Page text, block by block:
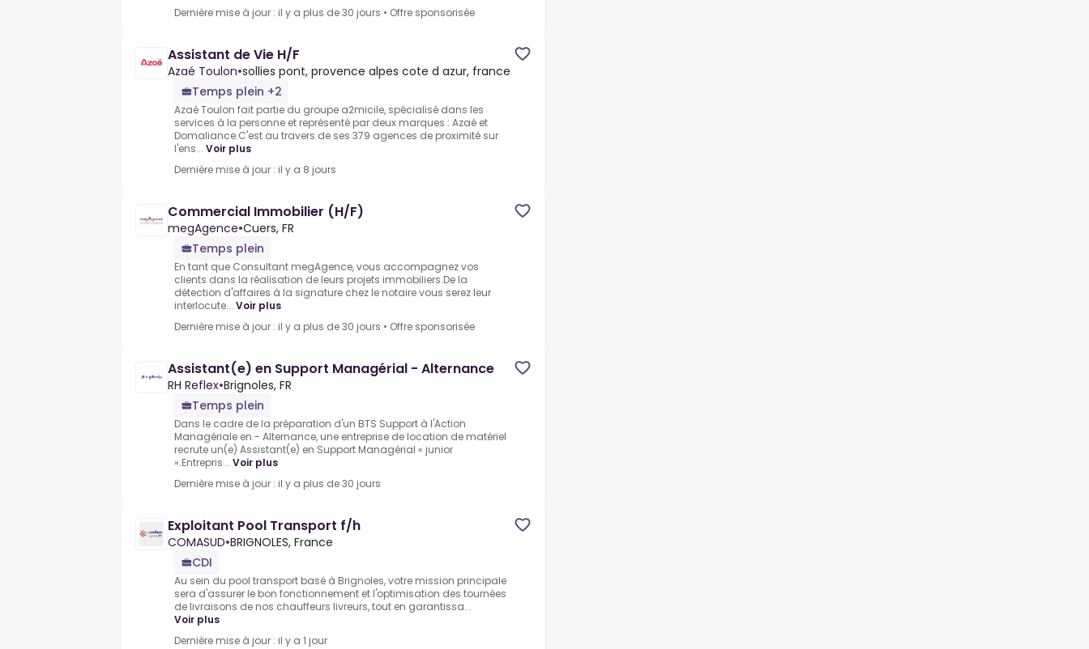
Dernière mise à jour : il y a plus de 30 jours • Offre sponsorisée
Assistant de Vie H/F
Azaé Toulon•sollies pont, provence alpes cote d azur, france
Temps plein +2
Azaé Toulon fait partie du groupe a2micile, spécialisé dans les
services à la personne et représenté par deux marques : Azaé et
Domaliance.C'est au travers de ses 379 agences de proximité sur
l'ens... Voir plus
Dernière mise à jour : il y a 8 jours
Commercial Immobilier (H/F)
megAgence•Cuers, FR
Temps plein
En tant que Consultant megAgence, vous accompagnez vos
clients dans la réalisation de leurs projets immobiliers.De la
détection d'affaires à la signature chez le notaire vous serez leur
interlocute... Voir plus
Dernière mise à jour : il y a plus de 30 jours • Offre sponsorisée
Assistant(e) en Support Managérial - Alternance
RH Reflex•Brignoles, FR
Temps plein
Dans le cadre de la préparation d'un BTS Support à l'Action
Managériale en - Alternance, une entreprise de location de matériel
recrute un(e) Assistant(e) en Support Managérial « junior
».Entrepris... Voir plus
Dernière mise à jour : il y a plus de 30 jours
Exploitant Pool Transport f/h
COMASUD•BRIGNOLES, France
CDI
Au sein du pool transport basé à Brignoles, votre mission principale
sera d'assurer le bon fonctionnement et l'optimisation des tournées
de livraisons de nos chauffeurs livreurs, tout en garantissa...
Voir plus
Dernière mise à jour : il y a 1 jour